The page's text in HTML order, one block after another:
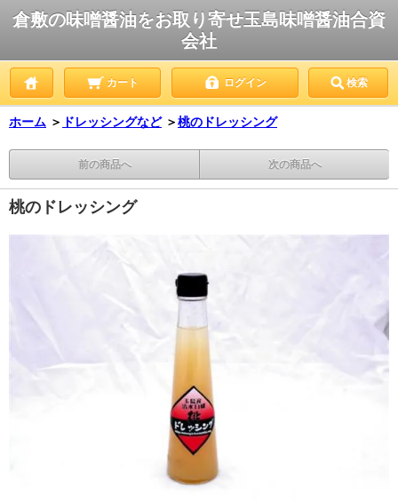
倉敷の味噌醤油をお取り寄せ玉島味噌醤油合資
会社
カート ログイン 検索
ホーム ＞ ドレッシングなど ＞桃のドレッシング
前の商品へ 次の商品へ
桃のドレッシング